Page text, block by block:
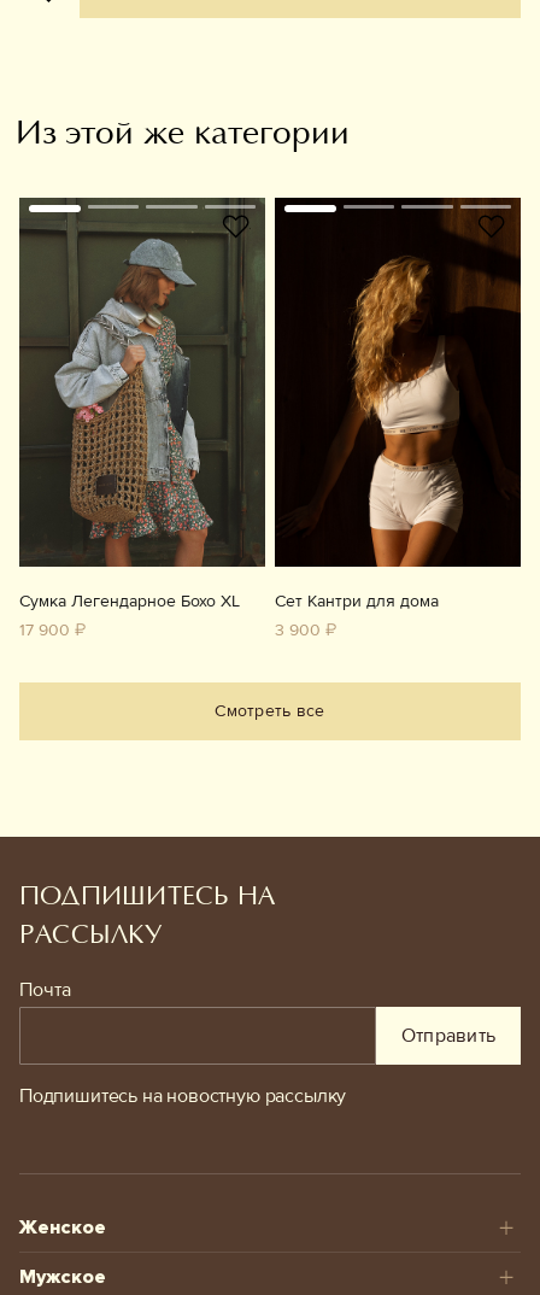
Из этой же категории
Сумка Легендарное Бохо XL
17 900 ₽
Сет Кантри для дома
3 900 ₽
Смотреть все
ПОДПИШИТЕСЬ НА
РАССЫЛКУ
Почта
Отправить
Подпишитесь на новостную рассылку
Женское
Мужское